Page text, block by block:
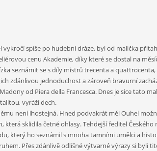
spíše po hudební dráze, byl od malička
cenu Akademie, díky které se dostal na
seznámit se s díly mistrů trecenta a quattrocenta,
zdánlivou jednoduchost a zároveň bravurní
od Piera della Francesca. Dnes je sice tato
vyráží dech.
není lhostejná. Hned podvakrát měl Ouhel
sklidila četné ohlasy. Tehdejší ředitel
který ho seznámil s mnoha tamními umělci a
Přes zdánlivě odlišné výtvarné výrazy si byli